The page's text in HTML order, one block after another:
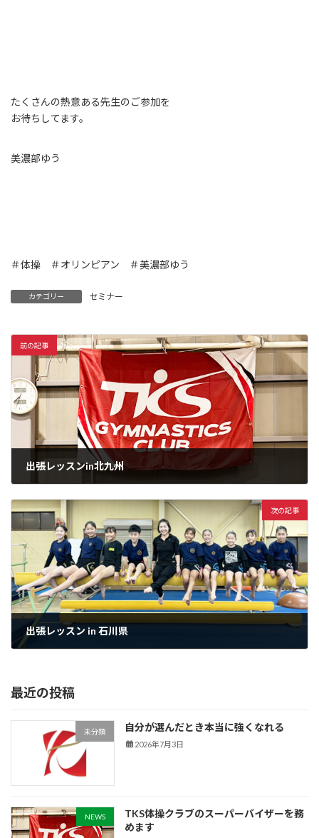
たくさんの熱意ある先生のご参加を
お待ちしてます。
美濃部ゆう
＃体操 ＃オリンピアン ＃美濃部ゆう
カテゴリー セミナー
前の記事
出張レッスンin北九州
次の記事
出張レッスン in 石川県
最近の投稿
未分類 自分が選んだとき本当に強くなれる
2026年7月3日
NEWS
TKS体操クラブのスーパーバイザーを務
めます